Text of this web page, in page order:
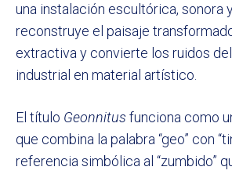
una instalación escultórica, sonora
reconstruye el paisaje
extractiva y convierte los ruidos
industrial en material artístico.
El título Geonnitus funciona como
que combina la palabra “geo” con
referencia simbólica al “zumbido”